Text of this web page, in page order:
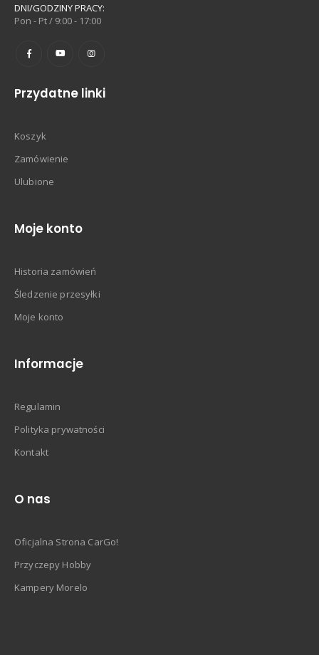
DNI/GODZINY PRACY:
Pon - Pt / 9:00 - 17:00
Przydatne linki
Koszyk
Zamówienie
Ulubione
Moje konto
Historia zamówień
Śledzenie przesyłki
Moje konto
Informacje
Regulamin
Polityka prywatności
Kontakt
O nas
Oficjalna Strona CarGo!
Przyczepy Hobby
Kampery Morelo